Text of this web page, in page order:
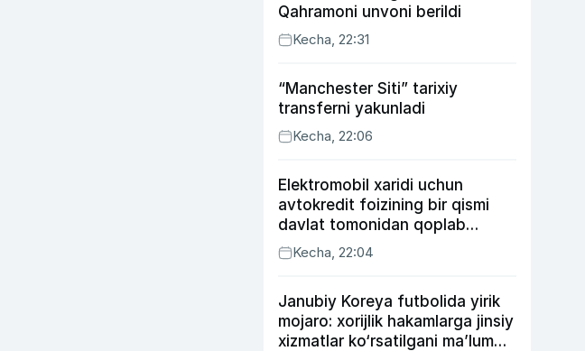
Qahramoni unvoni berildi
Kecha, 22:31
“Manchester Siti” tarixiy
transferni yakunladi
Kecha, 22:06
Elektromobil xaridi uchun
avtokredit foizining bir qismi
davlat tomonidan qoplab
berilishi mumkin
Kecha, 22:04
Janubiy Koreya futbolida yirik
mojaro: xorijlik hakamlarga jinsiy
xizmatlar ko‘rsatilgani ma’lum